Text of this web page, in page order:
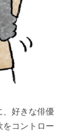
、好きな俳優
コントロー